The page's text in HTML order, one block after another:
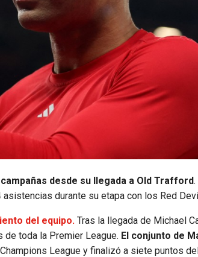
desde su llegada a Old Trafford
durante su etapa con los Red
del equipo. Tras la llegada de Michael
toda la Premier League. El conjunto de
League y finalizó a siete puntos